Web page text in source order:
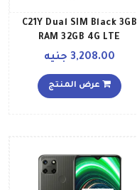
C21Y Dual SIM Black 3GB
RAM 32GB 4G LTE
3,208.00 جنيه
عرض المنتج